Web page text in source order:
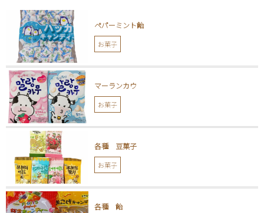
ペパーミント飴
お菓子
マーランカウ
お菓子
各種 豆菓子
お菓子
各種 飴